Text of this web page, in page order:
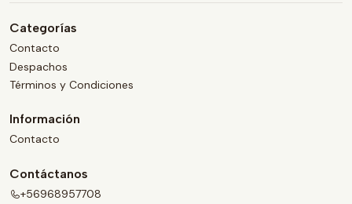
Categorías
Contacto
Despachos
Términos y Condiciones
Información
Contacto
Contáctanos
+56968957708